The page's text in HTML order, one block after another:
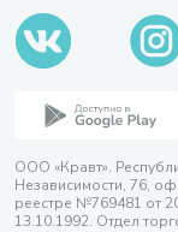
ООО «Кравт».
Независимости, 76,
реестре №769481 от
13.10.1992. Отдел